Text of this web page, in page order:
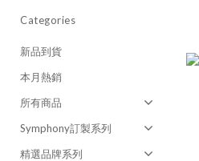
Categories
新品到貨
本月熱銷
所有商品
Symphony訂製系列
精選品牌系列